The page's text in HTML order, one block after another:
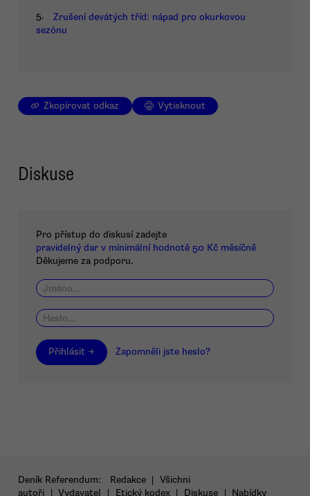
5.
Zrušení devátých tříd: nápad pro okurkovou
sezónu
Zkopírovat odkaz Vytisknout
Diskuse
Pro přístup do diskusí zadejte
pravidelný dar v minimální hodnotě 50 Kč měsíčně
Děkujeme za podporu.
Přihlásit → Zapomněli jste heslo?
Deník Referendum: Redakce | Všichni
autoři | Vydavatel | Etický kodex | Diskuse | Nabídky